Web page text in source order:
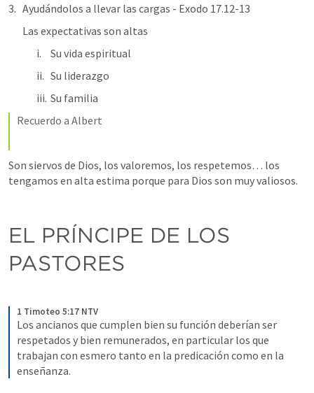
Ayudándolos a llevar las cargas - Exodo 17.12-13
Las expectativas son altas
Su vida espiritual
Su liderazgo
Su familia
Recuerdo a Albert
Son siervos de Dios, los valoremos, los respetemos… los
tengamos en alta estima porque para Dios son muy valiosos.
EL PRÍNCIPE DE LOS
PASTORES
1 Timoteo 5:17 NTV
Los ancianos que cumplen bien su función deberían ser
respetados y bien remunerados, en particular los que
trabajan con esmero tanto en la predicación como en la
enseñanza.